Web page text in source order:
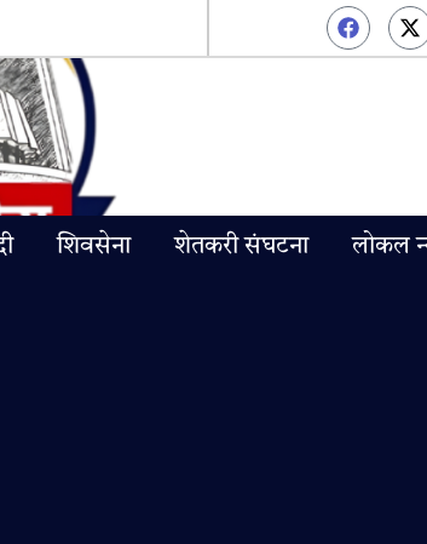
शिवसेना शेतकरी संघटना लोकल